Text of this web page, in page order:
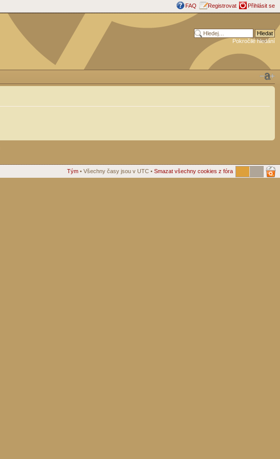
FAQ Registrovat Přihlásit se
Pokročilé hledání
Tým • Všechny časy jsou v UTC • Smazat všechny cookies z fóra